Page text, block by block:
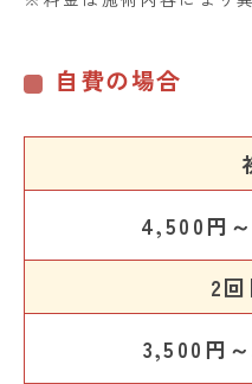
自費の場合
4,500円
2
3,500円